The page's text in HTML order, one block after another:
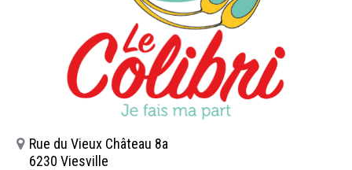
Rue du Vieux Château 8a
6230 Viesville